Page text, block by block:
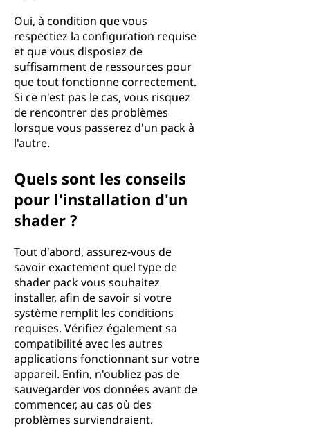
Oui, à condition que vous
respectiez la configuration requise
et que vous disposiez de
suffisamment de ressources pour
que tout fonctionne correctement.
Si ce n'est pas le cas, vous risquez
de rencontrer des problèmes
lorsque vous passerez d'un pack à
l'autre.
Quels sont les conseils
pour l'installation d'un
shader ?
Tout d'abord, assurez-vous de
savoir exactement quel type de
shader pack vous souhaitez
installer, afin de savoir si votre
système remplit les conditions
requises. Vérifiez également sa
compatibilité avec les autres
applications fonctionnant sur votre
appareil. Enfin, n'oubliez pas de
sauvegarder vos données avant de
commencer, au cas où des
problèmes surviendraient.